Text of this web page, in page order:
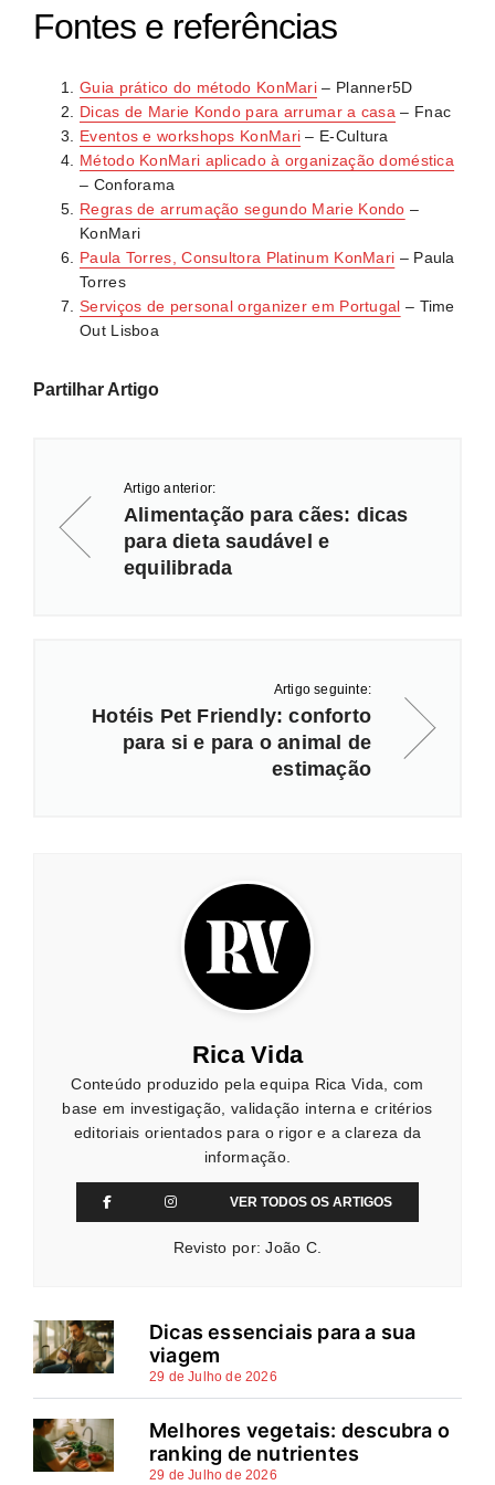
em bom estado, dando-lhes nova utilidade.
cada categoria e reponha os objetos após uso. Avalie
novas aquisições com o mesmo critério – traz alegria?
diários previnem o regresso ao caos.
em português e continua a ser a referência principal.
especializados e publicações portuguesas como
Doutor Finanças oferecem guias detalhados em
português sobre técnicas, ordem das categorias e
adaptações ao contexto nacional, permitindo iniciar o
processo autonomamente.
Fontes e referências
Guia prático do método KonMari – Planner5D
Dicas de Marie Kondo para arrumar a casa – Fnac
Eventos e workshops KonMari – E-Cultura
Método KonMari aplicado à organização doméstica
– Conforama
Regras de arrumação segundo Marie Kondo –
KonMari
Paula Torres, Consultora Platinum KonMari – Paula
Torres
Serviços de personal organizer em Portugal – Time
Out Lisboa
Partilhar Artigo
Artigo anterior:
Alimentação para cães: dicas
para dieta saudável e
equilibrada
Artigo seguinte:
Hotéis Pet Friendly: conforto
para si e para o animal de
estimação
Rica Vida
Conteúdo produzido pela equipa Rica Vida, com
base em investigação, validação interna e critérios
editoriais orientados para o rigor e a clareza da
informação.
VER TODOS OS ARTIGOS
Revisto por: João C.
Dicas essenciais para a sua
viagem
29 de Julho de 2026
Melhores vegetais: descubra o
ranking de nutrientes
29 de Julho de 2026